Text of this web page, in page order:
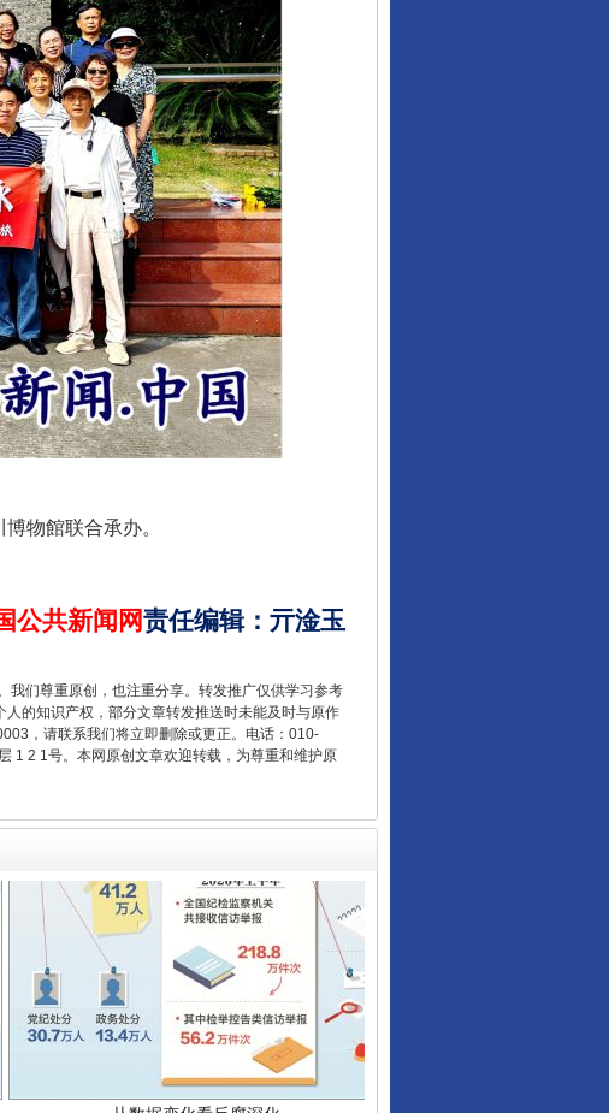
物館联合承办。
公共新闻网责任编辑： 亓淦玉
我们尊重原创，也注重分享。转发推广仅供学习参考
的知识产权，部分文章转发推送时未能及时与原作
，请联系我们将立即删除或更正。电话：010-
1 2 1号。本网原创文章欢迎转载，为尊重和维护原
行业协会接连发公告
让核能赋能千行百业
从数据变化看反腐深化